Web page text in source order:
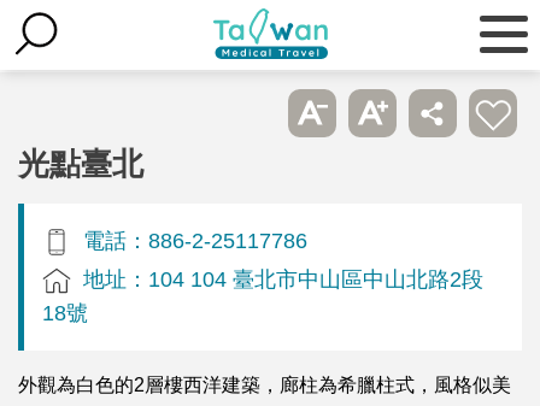
光點臺北
電話：886-2-25117786
地址：104 104 臺北市中山區中山北路2段
18號
外觀為白色的2層樓西洋建築，廊柱為希臘柱式，風格似美